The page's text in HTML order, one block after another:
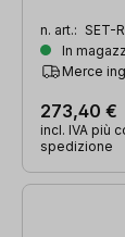
n. art.: SET-
In
Merce
273,40 €
incl. IVA più
spedizione